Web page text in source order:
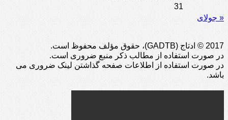
31
« جولای
2017 © ادتاج (GADTB)، حقوق مؤلف محفوظ است.
در صورت استفاده از مطالب ذکر منبع ضروری است.
در صورت استفاده از اطلاعات صفحه گذاشتن لینک ضروری می
باشد.